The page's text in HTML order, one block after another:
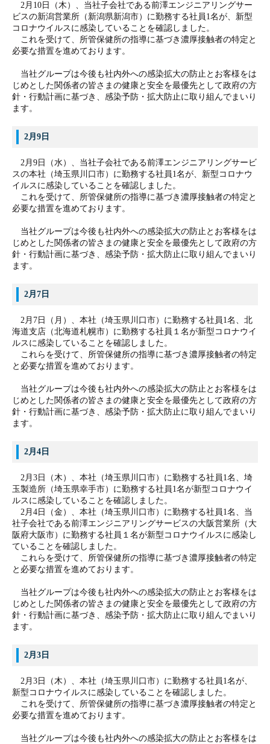
2月10日（木）、 当社子会社である前澤エンジニアリングサー
ビスの新潟営業所 （新潟県新潟市） に勤務する社員1名が、新型
コロナウイルスに感染していることを確認しました。
これを受けて、所管保健所の指導に基づき濃厚接触者の特定と
必要な措置を進めております。
当社グループは今後も社内外への感染拡大の防止とお客様をは
じめとした関係者の皆さまの健康と安全を最優先として政府の方
針・行動計画に基づき、感染予防・拡大防止に取り組んでまいり
ます。
2月9日
2月9日（水）、 当社子会社である前澤エンジニアリングサービ
スの本社（埼玉県川口市） に勤務する社員1名が、新型コロナウ
イルスに感染していることを確認しました。
これを受けて、所管保健所の指導に基づき濃厚接触者の特定と
必要な措置を進めております。
当社グループは今後も社内外への感染拡大の防止とお客様をは
じめとした関係者の皆さまの健康と安全を最優先として政府の方
針・行動計画に基づき、感染予防・拡大防止に取り組んでまいり
ます。
2月7日
2月7日（月）、本社（埼玉県川口市）に勤務する社員1名、北
海道支店（北海道札幌市）に勤務する社員１名が新型コロナウイ
ルスに感染していることを確認しました。
これらを受けて、所管保健所の指導に基づき濃厚接触者の特定
と必要な措置を進めております。
当社グループは今後も社内外への感染拡大の防止とお客様をは
じめとした関係者の皆さまの健康と安全を最優先として政府の方
針・行動計画に基づき、感染予防・拡大防止に取り組んでまいり
ます。
2月4日
2月3日（木）、本社（埼玉県川口市）に勤務する社員1名、埼
玉製造所（埼玉県幸手市）に勤務する社員1名が新型コロナウイ
ルスに感染していることを確認しました。
2月4日（金）、本社（埼玉県川口市）に勤務する社員1名、当
社子会社である前澤エンジニアリングサービスの大阪営業所（大
阪府大阪市）に勤務する社員１名が新型コロナウイルスに感染し
ていることを確認しました。
これらを受けて、所管保健所の指導に基づき濃厚接触者の特定
と必要な措置を進めております。
当社グループは今後も社内外への感染拡大の防止とお客様をは
じめとした関係者の皆さまの健康と安全を最優先として政府の方
針・行動計画に基づき、感染予防・拡大防止に取り組んでまいり
ます。
2月3日
2月3日（木）、本社（埼玉県川口市）に勤務する社員1名が、
新型コロナウイルスに感染していることを確認しました。
これを受けて、所管保健所の指導に基づき濃厚接触者の特定と
必要な措置を進めております。
当社グループは今後も社内外への感染拡大の防止とお客様をは